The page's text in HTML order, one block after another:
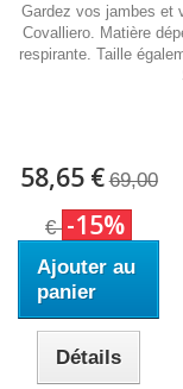
Gardez vos jambes et
Covalliero. Matière
respirante. Taille
58,65 € 69,00
€ -15%
Ajouter au
panier
Détails